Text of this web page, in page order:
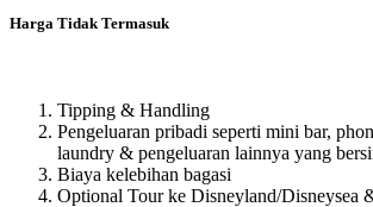
Harga Tidak Termasuk
Tipping & Handling
Pengeluaran pribadi seperti mini bar,
laundry & pengeluaran lainnya yang
Biaya kelebihan bagasi
Optional Tour ke Disneyland/Disneysea